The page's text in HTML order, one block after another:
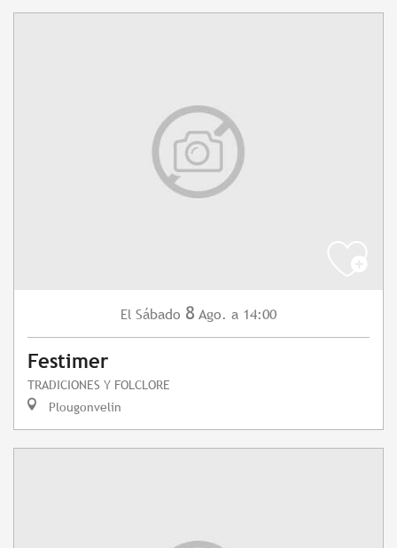
El Sábado 8 Ago. a 14:00
Festimer
TRADICIONES Y FOLCLORE
Plougonvelin